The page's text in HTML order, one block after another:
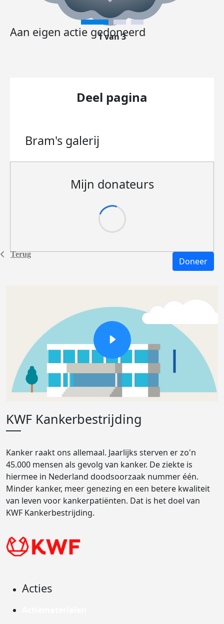
Terug
Aan eigen actie gedoneerd
1 van 3
Deel pagina
Bram's galerij
Mijn donateurs
Doneer
KWF Kankerbestrijding
Kanker raakt ons allemaal. Jaarlijks sterven er zo'n
45.000 mensen als gevolg van kanker. De ziekte is
hiermee in Nederland doodsoorzaak nummer één.
Minder kanker, meer genezing en een betere kwaliteit
van leven voor kankerpatiënten. Dat is het doel van
KWF Kankerbestrijding.
Acties